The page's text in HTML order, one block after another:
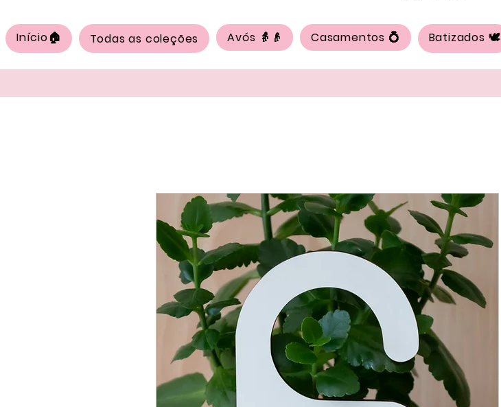
Início🏠 Todas as coleções Avós 👵👴 Casamentos 💍 Batizados 🕊️